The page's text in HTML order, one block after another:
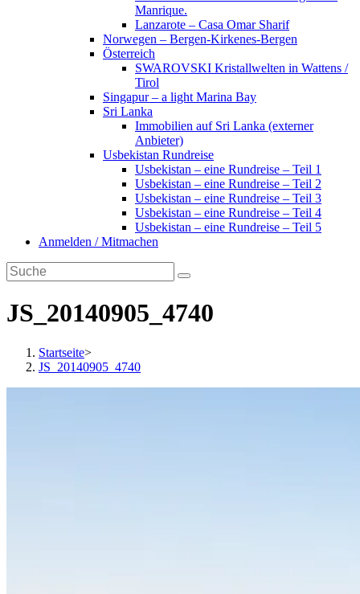
Manrique.
Lanzarote – Casa Omar Sharif
Norwegen – Bergen-Kirkenes-Bergen
Österreich
SWAROVSKI Kristallwelten in Wattens /
Tirol
Singapur – a light Marina Bay
Sri Lanka
Immobilien auf Sri Lanka (externer
Anbieter)
Usbekistan Rundreise
Usbekistan – eine Rundreise – Teil 1
Usbekistan – eine Rundreise – Teil 2
Usbekistan – eine Rundreise – Teil 3
Usbekistan – eine Rundreise – Teil 4
Usbekistan – eine Rundreise – Teil 5
Anmelden / Mitmachen
JS_20140905_4740
Startseite>
JS_20140905_4740